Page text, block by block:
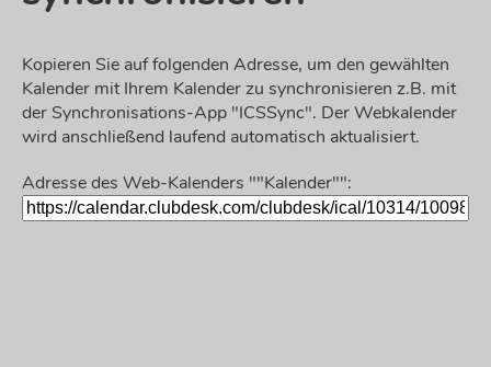
Kopieren Sie auf folgenden Adresse, um den gewählten
Kalender mit Ihrem Kalender zu synchronisieren z.B. mit
der Synchronisations-App "ICSSync". Der Webkalender
wird anschließend laufend automatisch aktualisiert.
Adresse des Web-Kalenders ""Kalender"":